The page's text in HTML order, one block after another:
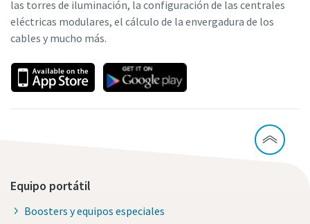
las torres de iluminación, la configuración de las centrales
eléctricas modulares, el cálculo de la envergadura de los
cables y mucho más.
Equipo portátil
Boosters y equipos especiales